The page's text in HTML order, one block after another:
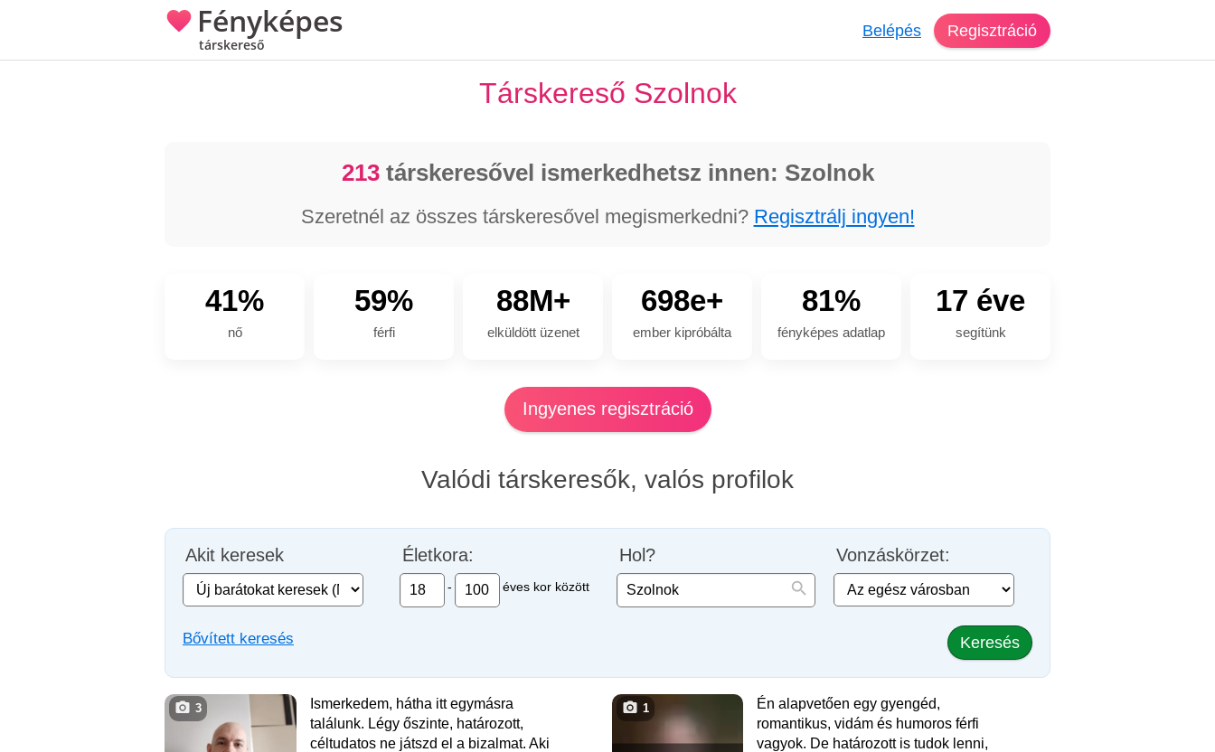
Fényképes
társkereső
Belépés Regisztráció
Társkereső Szolnok
213társkeresővel ismerkedhetsz innen: Szolnok
Szeretnél az összes társkeresővel megismerkedni? Regisztrálj ingyen!
41%
nő
59%
férfi
88M+
elküldött üzenet
698e+
ember kipróbálta
81%
fényképes adatlap
17 éve
segítünk
Ingyenes regisztráció
Valódi társkeresők, valós profilok
Akit keresek Életkora:
- éves kor között
Hol? Vonzáskörzet:
Bővített keresés Keresés
3
Ismerkedem, hátha itt egymásra
találunk. Légy őszinte, határozott,
céltudatos ne játszd el a bizalmat. Aki
1
Én alapvetően egy gyengéd,
romantikus, vidám és humoros férfi
vagyok. De határozott is tudok lenni,